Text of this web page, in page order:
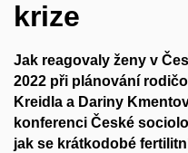
krize
Jak reagovaly ženy v
2022 při plánování
Kreidla a Dariny
konferenci České
jak se krátkodobé